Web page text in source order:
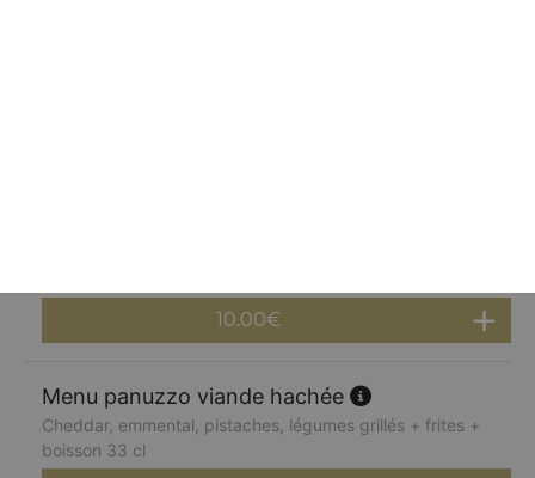
10.00€
Menu panuzzo viande hachée
Cheddar, emmental, pistaches, légumes grillés + frites +
boisson 33 cl